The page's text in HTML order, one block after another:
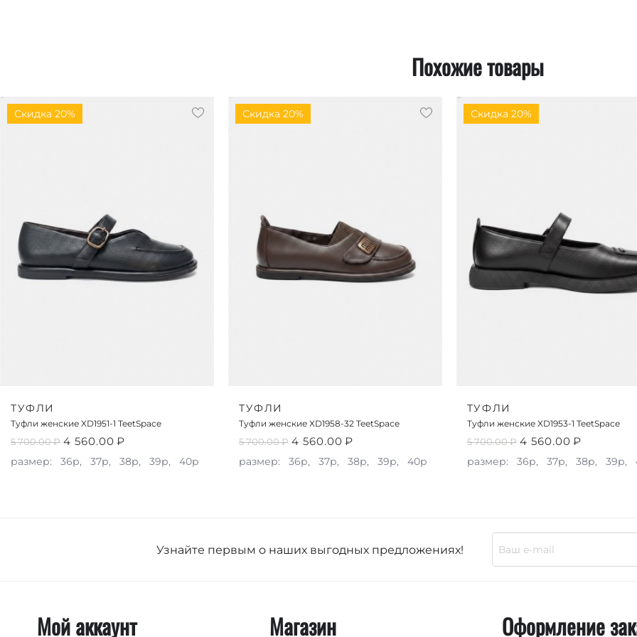
Похожие товары
Скидка 20%
ТУФЛИ
Туфли женские XD1951-1 TeetSpace
5 700.00₽ 4 560.00 ₽
размер: 36р, 37р, 38р, 39р, 40р
Скидка 20%
ТУФЛИ
Туфли женские XD1958-32 TeetSpace
5 700.00₽ 4 560.00 ₽
размер: 36р, 37р, 38р, 39р, 40р
Скидка 20%
ТУФЛИ
Туфли женские XD1953-1 TeetSpace
5 700.00₽ 4 560.00 ₽
размер: 36р, 37р, 38р, 39р,
Узнайте первым о наших выгодных предложениях!
Мой аккаунт Магазин Оформление